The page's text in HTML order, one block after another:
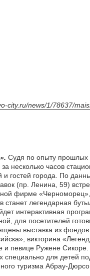
city.ru/news/1/78637/
Судя по опыту прошлых
несколько часов
города. По
(пр. Ленина, 59)
фирме
легендарная
интерактивная
для посетителей
выставка из
викторина
певице Ружене Сикоре.
для детей
туризма Абрау-